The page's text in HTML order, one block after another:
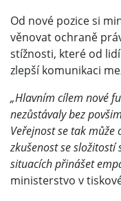
Od nové pozice si
věnovat ochraně
stížnosti, které od
zlepší komunikaci
„Hlavním cílem nové
nezůstávaly bez
Veřejnost se tak
zkušenost se složitostí
situacích přinášet
ministerstvo v